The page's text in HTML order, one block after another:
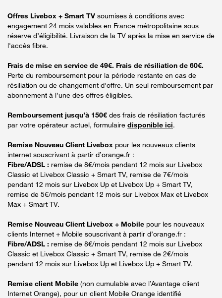
Offres Livebox + Smart TV soumises à conditions avec
engagement 24 mois valables en France métropolitaine sous
réserve d’éligibilité. Livraison de la TV après la mise en service de
l'accès fibre.
Frais de mise en service de 49€. Frais de résiliation de 60€.
Perte du remboursement pour la période restante en cas de
résiliation ou de changement d'offre. Un seul remboursement par
abonnement à l’une des offres éligibles.
Remboursement jusqu’à 150€ des frais de résiliation facturés
par votre opérateur actuel, formulaire disponible ici.
Remise Nouveau Client Livebox pour les nouveaux clients
internet souscrivant à partir d’orange.fr :
Fibre/ADSL : remise de 8€/mois pendant 12 mois sur Livebox
Classic et Livebox Classic + Smart TV, remise de 7€/mois
pendant 12 mois sur Livebox Up et Livebox Up + Smart TV,
remise de 5€/mois pendant 12 mois sur Livebox Max et Livebox
Max + Smart TV.
Remise Nouveau Client Livebox + Mobile pour les nouveaux
clients Internet + Mobile souscrivant à partir d’orange.fr :
Fibre/ADSL : remise de 8€/mois pendant 12 mois sur Livebox
Classic et Livebox Classic + Smart TV, remise de 2€/mois
pendant 12 mois sur Livebox Up et Livebox Up + Smart TV.
Remise client Mobile (non cumulable avec l’Avantage client
Internet Orange), pour un client Mobile Orange identifié